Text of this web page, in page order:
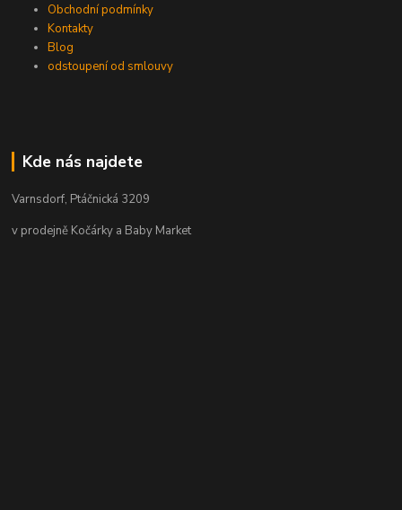
Obchodní podmínky
Kontakty
Blog
odstoupení od smlouvy
Kde nás najdete
Varnsdorf, Ptáčnická 3209
v prodejně Kočárky a Baby Market